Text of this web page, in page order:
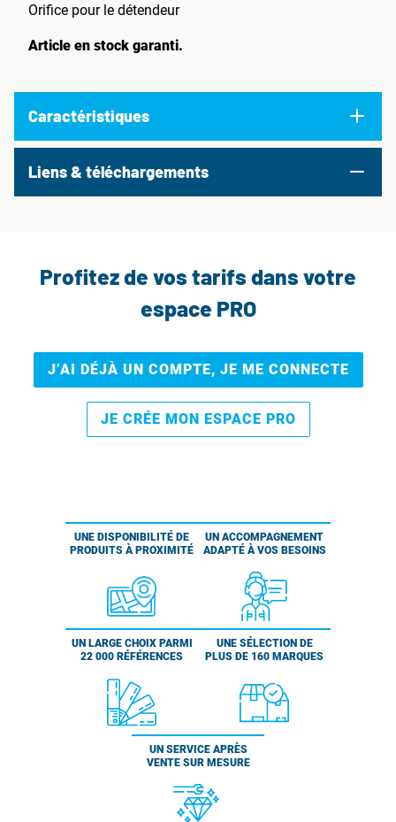
Orifice pour le détendeur
Article en stock garanti.
Caractéristiques
Liens & téléchargements
Profitez de vos tarifs dans votre
espace PRO
J’AI DÉJÀ UN COMPTE, JE ME CONNECTE
JE CRÉE MON ESPACE PRO
UNE DISPONIBILITÉ DE
PRODUITS À PROXIMITÉ
UN ACCOMPAGNEMENT
ADAPTÉ À VOS BESOINS
UN LARGE CHOIX PARMI
22 000 RÉFÉRENCES
UNE SÉLECTION DE
PLUS DE 160 MARQUES
UN SERVICE APRÈS
VENTE SUR MESURE